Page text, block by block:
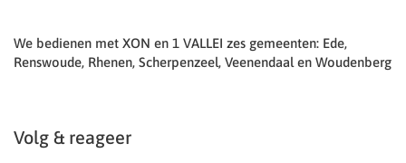
We bedienen met XON en 1 VALLEI zes gemeenten: Ede,
Renswoude, Rhenen, Scherpenzeel, Veenendaal en Woudenberg
Volg & reageer